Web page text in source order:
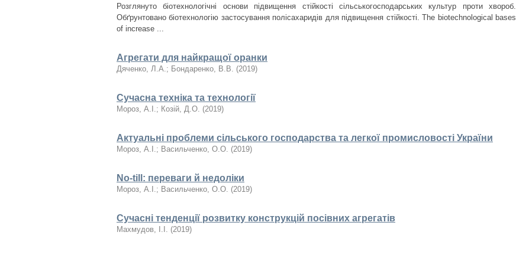
Розглянуто біотехнологічні основи підвищення стійкості сільськогосподарських культур проти хвороб.
Обґрунтовано біотехнологію застосування полісахаридів для підвищення стійкості. The biotechnological bases
of increase ...
Агрегати для найкращої оранки
Дяченко, Л.А.; Бондаренко, В.В. (2019)
Сучасна техніка та технології
Мороз, А.І.; Козій, Д.О. (2019)
Актуальні проблеми сільського господарства та легкої промисловості України
Мороз, А.І.; Васильченко, О.О. (2019)
No-till: переваги й недоліки
Мороз, А.І.; Васильченко, О.О. (2019)
Сучасні тенденції розвитку конструкцій посівних агрегатів
Махмудов, І.І. (2019)